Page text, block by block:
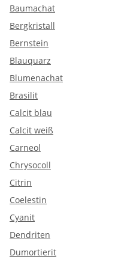
Baumachat
Bergkristall
Bernstein
Blauquarz
Blumenachat
Brasilit
Calcit blau
Calcit weiß
Carneol
Chrysocoll
Citrin
Coelestin
Cyanit
Dendriten
Dumortierit